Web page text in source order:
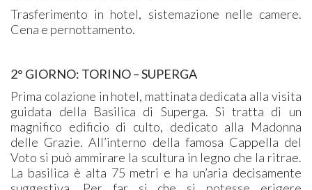
Trasferimento in hotel, sistemazione nelle camere.
Cena e pernottamento.
2° GIORNO: TORINO – SUPERGA
Prima colazione in hotel, mattinata dedicata alla visita
guidata della Basilica di Superga. Si tratta di un
magnifico edificio di culto, dedicato alla Madonna
delle Grazie. All’interno della famosa Cappella del
Voto si può ammirare la scultura in legno che la ritrae.
La basilica è alta 75 metri e ha un’aria decisamente